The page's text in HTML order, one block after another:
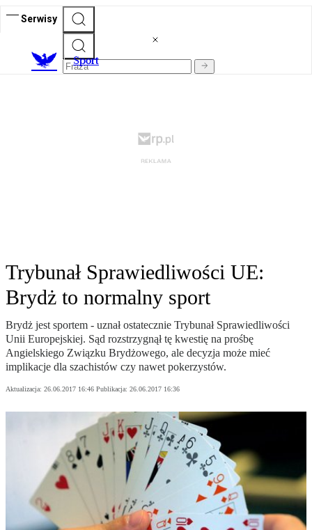
Serwisy
Sport
Trybunał Sprawiedliwości UE:
Brydż to normalny sport
Brydż jest sportem - uznał ostatecznie Trybunał Sprawiedliwości
Unii Europejskiej. Sąd rozstrzygnął tę kwestię na prośbę
Angielskiego Związku Brydżowego, ale decyzja może mieć
implikacje dla szachistów czy nawet pokerzystów.
Aktualizacja: 26.06.2017 16:46 Publikacja: 26.06.2017 16:36